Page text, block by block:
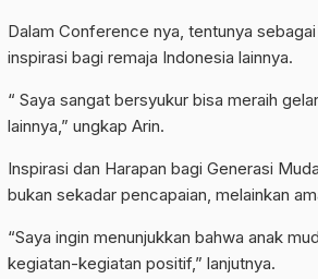
Dalam Conference nya, tentunya
inspirasi bagi remaja Indonesia lainnya.
“ Saya sangat bersyukur bisa meraih
lainnya,” ungkap Arin.
Inspirasi dan Harapan bagi Generasi
bukan sekadar pencapaian, melainkan
“Saya ingin menunjukkan bahwa anak
kegiatan-kegiatan positif,” lanjutnya.